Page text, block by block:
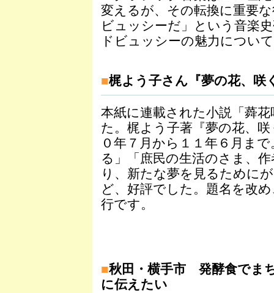
変えるが、その転換に重要
ビュッシーだ」という音楽
ドビュッシーの魅力につい
■梶よう子さん『夢の花、咲
本紙に連載された小説「蕣
た。梶よう子著『夢の花、
０年７月から１１年６月ま
る」「庶民の生活のさま、
り、新たな夢を見るために
ど、好評でした。題名を改
行です。
■秋田・横手市 発酵食でま
に伝えたい